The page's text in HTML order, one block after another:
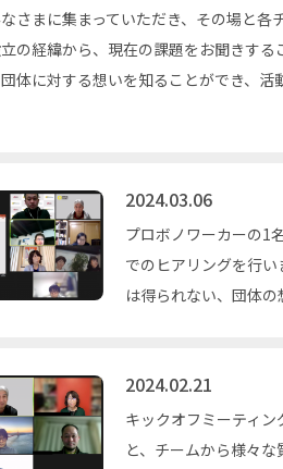
さまに集まっていただき、その場と
の経緯から、現在の課題をお聞きす
体に対する想いを知ることができ、
2024.03.06
プロボノワーカーの1
でのヒアリングを行
は得られない、団体の
2024.02.21
キックオフミーティ
と、チームから様々